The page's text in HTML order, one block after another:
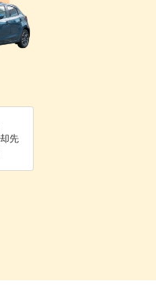
先